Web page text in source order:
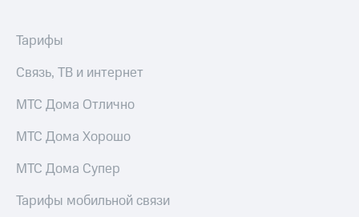
Тарифы
Связь, ТВ и интернет
МТС Дома Отлично
МТС Дома Хорошо
МТС Дома Супер
Тарифы мобильной связи